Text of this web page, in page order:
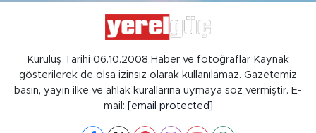
Kuruluş Tarihi 06.10.2008 Haber ve fotoğraflar Kaynak
gösterilerek de olsa izinsiz olarak kullanılamaz. Gazetemiz
basın, yayın ilke ve ahlak kurallarına uymaya söz vermiştir. E-
mail: [email protected]